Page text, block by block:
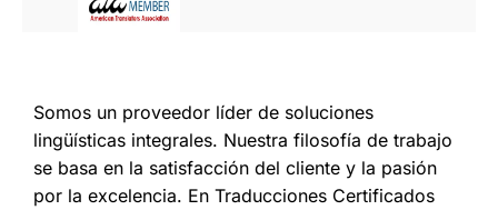
Somos un proveedor líder de soluciones
lingüísticas integrales. Nuestra filosofía de trabajo
se basa en la satisfacción del cliente y la pasión
por la excelencia. En Traducciones Certificados